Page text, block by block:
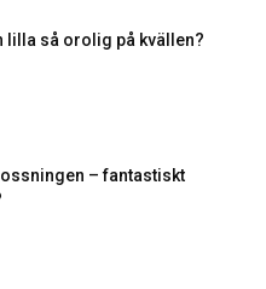
lilla så orolig på kvällen?
– fantastiskt